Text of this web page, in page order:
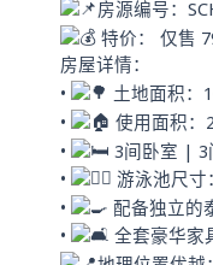
房源编号：
特价： 仅售
房屋详情：
•
土地面积：
•
使用面积：
•
3间卧室 | 3
•
游泳池尺寸
•
配备独立的
•
全套豪华家